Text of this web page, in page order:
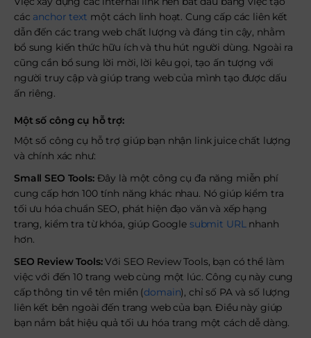
các anchor text một cách linh hoạt. Cung cấp các liên kết
dẫn đến các trang web chất lượng và đáng tin cậy, nhằm
bổ sung kiến thức hữu ích và thu hút người dùng. Ngoài ra
cũng cần bổ sung lời mời, lời kêu gọi, tạo ấn tượng với
người truy cập và giúp trang web của mình tạo được dấu
ấn riêng.
Một số công cụ hỗ trợ:
Một số công cụ hỗ trợ giúp bạn nhận link juice chất lượng
và chính xác như:
Small SEO Tools:Đây là một công cụ đa năng miễn phí
cung cấp hơn 100 tính năng khác nhau. Nó giúp kiểm tra
tối ưu hóa chuẩn SEO, phát hiện đạo văn và xếp hạng
trang, kiểm tra từ khóa, giúp Google submit URLnhanh
hơn.
SEO Review Tools:Với SEO Review Tools, bạn có thể làm
việc với đến 10 trang web cùng một lúc. Công cụ này cung
cấp thông tin về tên miền (domain), chỉ số PA và số lượng
liên kết bên ngoài đến trang web của bạn. Điều này giúp
bạn nắm bắt hiệu quả tối ưu hóa trang một cách dễ dàng.